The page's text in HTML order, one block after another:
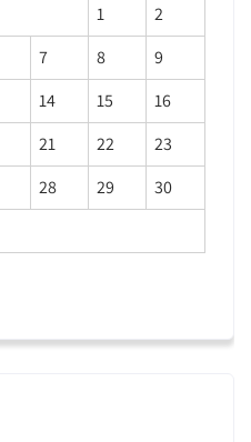
1
2
7 8
9
14 15
16
21 22
23
28 29
30